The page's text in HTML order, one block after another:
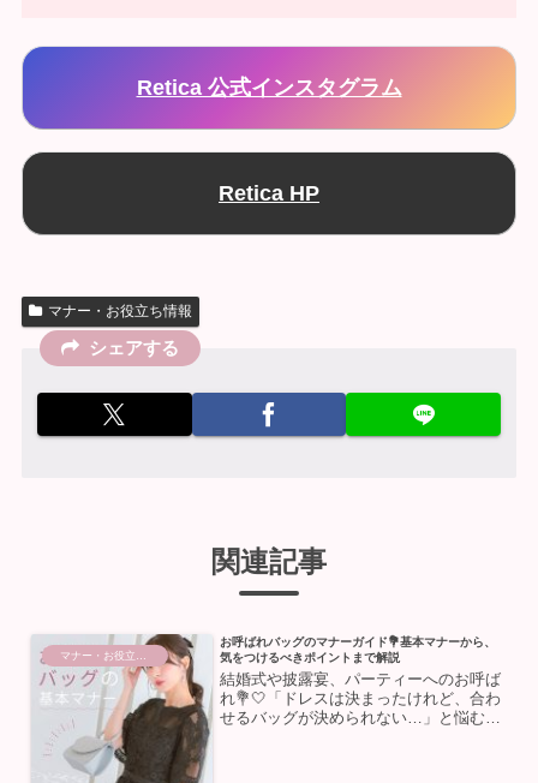
Retica 公式インスタグラム
Retica HP
マナー・お役立ち情報
シェアする
関連記事
マナー・お役立ち情報
お呼ばれバッグのマナーガイド💐基本マナーから、
気をつけるべきポイントまで解説
結婚式や披露宴、パーティーへのお呼ば
れ💐🤍「ドレスは決まったけれど、合わ
せるバッグが決められない…」と悩む方